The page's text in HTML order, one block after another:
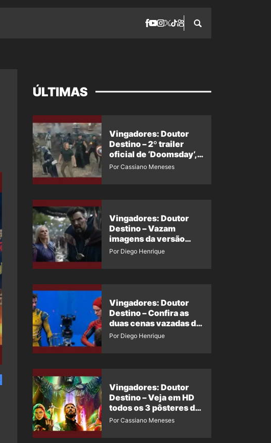
ÚLTIMAS
Vingadores: Doutor
Destino – 2º trailer
oficial de ‘Doomsday’,
da SDCC e da D23,
Por Cassiano Meneses
Vingadores: Doutor
Destino – Vazam
imagens da versão
maligna do Doutor
Por Diego Henrique
Vingadores: Doutor
Destino – Confira as
duas cenas vazadas do
Wolverine e o Homem-
Por Diego Henrique
Vingadores: Doutor
Destino – Veja em HD
todos os 3 pôsteres de
‘Doomsday’ + 1 imagem
Por Cassiano Meneses